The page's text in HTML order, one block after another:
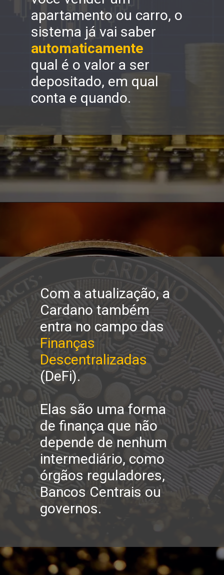
apartamento ou carro, o
automaticamente
qual é o valor a ser
depositado, em qual
conta e quando.
Com a atualização, a
Cardano também
Finanças
(DeFi).
Elas são uma forma
de finança que não
depende de nenhum
intermediário, como
órgãos reguladores,
Bancos Centrais ou
governos.